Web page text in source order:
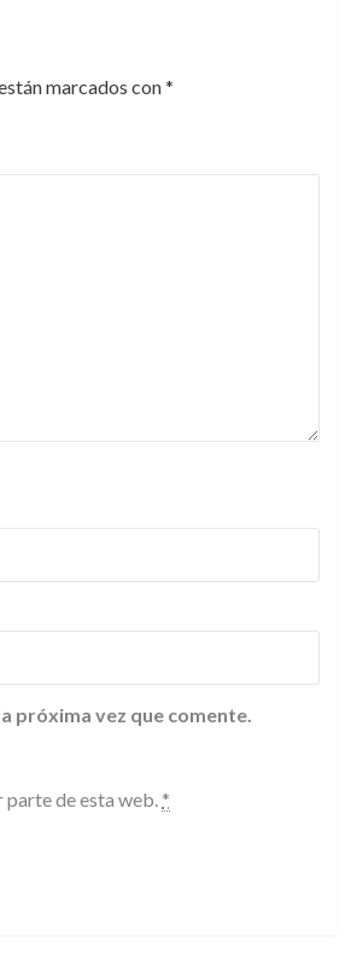
marcados con*
próxima vez que comente.
parte de esta web. *